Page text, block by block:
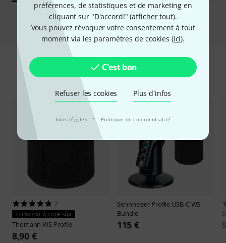
préférences, de statistiques et de marketing en
cliquant sur "D'accord!" (afficher tout).
Vous pouvez révoquer votre consentement à tout
moment via les paramètres de cookies (ici).
C'est bon
Refuser les cookies Plus d´infos
Infos légales · Politique de confidentialité
Comparer
Accessoires & articles appropriés
7
CONVIENT À COUP SÛR
ThomannWS Profile
8,90 €
Sennheiser Profile USB-C WS
Bundle
115 €